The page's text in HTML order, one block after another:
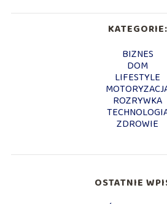
KATEGORIE:
BIZNES
DOM
LIFESTYLE
ROZRYWKA
ZDROWIE
OSTATNIE